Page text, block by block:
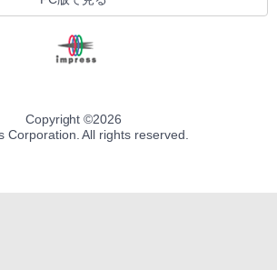
Copyright ©2026
Corporation. All rights reserved.